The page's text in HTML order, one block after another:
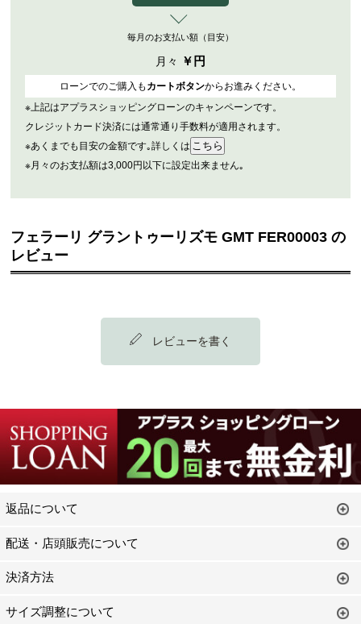
毎月のお支払い額（目安）
月々 ￥ 円
ローンでのご購入も カートボタンからお進みください。
※上記はアプラスショッピングローンのキャンペーンです。
クレジットカード決済には通常通り手数料が適用されます。
※あくまでも目安の金額です｡詳しくは
※月々のお支払額は3,000円以下に設定出来ません｡
フェラーリ グラントゥーリズモ GMT FER00003 の
レビュー
レビューを書く
返品について
配送・店頭販売について
決済方法
サイズ調整について